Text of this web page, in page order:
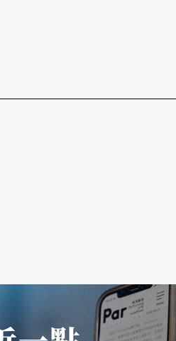
中文名都保留，雲之凡前半場
告。但是他也必須就這個製作
」舞台的設計，但紐約劇場做
，但「我有一個女演員很有喜
夠真實等，但因為劇情就是個
》的喜劇表達誇大到幾乎成為
人的好奇心，讓人去問問題，